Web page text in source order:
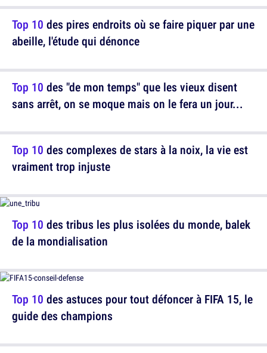
Top 10 des pires endroits où se faire piquer par une
abeille, l'étude qui dénonce
Top 10 des complexes de stars à la noix, la vie est
vraiment trop injuste
Top 10 des astuces pour tout défoncer à FIFA 15, le
guide des champions
Top 10 des "de mon temps" que les vieux disent
sans arrêt, on se moque mais on le fera un jour...
Top 10 des tribus les plus isolées du monde, balek
de la mondialisation